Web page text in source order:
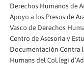
Derechos Humanos de
Apoyo a los Presos de
Vasco de Derechos
Centro de Asesoría y
Documentación Contra
Humans del Col.legi